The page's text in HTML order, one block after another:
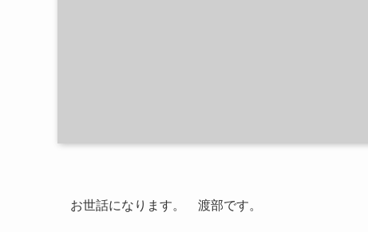
お世話になります。 渡部です。